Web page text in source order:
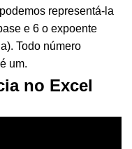
representá-la
e 6 o expoente
Todo número
um.
no Excel